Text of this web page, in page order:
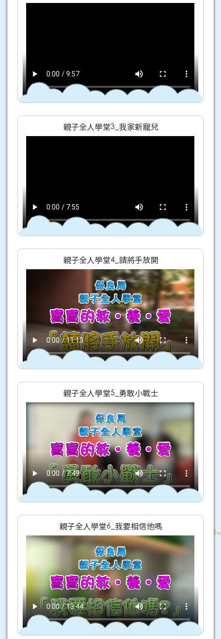
親子全人學堂3_我家新寵兒
親子全人學堂4_請將手放開
親子全人學堂5_勇敢小戰士
親子全人學堂6_我要相信他嗎